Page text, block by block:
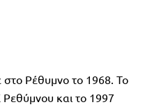
Ρέθυμνο το 1968. Το
και το 1997